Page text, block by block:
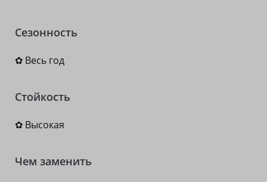
Сезонность
✿ Весь год
Стойкость
✿ Высокая
Чем заменить